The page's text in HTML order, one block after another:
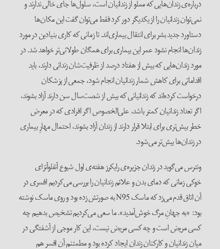
درباره‌ی زندان‌هایی که مملو از زندانیان است، سلول‌ها جای خالی ندارند و
نمی‌توان زندانیان را از یکدیگر دور کرد فقط می‌توان گفت این مکان‌ها
دستاورد جدید بشر برای انتقال بیماری‌اند. تا زمانی که کاری بنیادین در مورد
زندان‌ها انجام نشود عمر این بیماری برای همگان طولانی‌تر خواهد شد. در
مورد زندان‌هایی که بیش از هفتاد درصد از ظرفیت‌شان زندانی دارند، باید
اقداماتی برای کاهش شمار زندانیان انجام شود، جمعی از پزشکان
درخواست کرده‌اند که زندانیانی که بیش از شصت‌سال سن دارند آزاد بشوند،
اگر تعداد زندانیان کمتر باشد، علی‌الخصوص اگر افرادی که در معرض
خطر بیش‌تری برای ابتلا قرار دارند از زندان آزاد بشوند، احتمال مهارِ بیماری
در زندان‌ها بیش‌تر می‌شود.
ونترس می‌گوید در زندان جزیره‌ی رایکرز هفته‌ی اول شیوع آنفلوآنزای
خوکی زمانی که دمای بدن و علائم زندانیان را بررسی می‌کردیم افسری در
آن اتاق قدم می‌زد که ماسک N95 به صورتش زده بود و روی ماسک نوشته
بود: «به جهانِ مرگ خوش‌آمدید». ما سعی می‌کردیم تشخیص بدهیم چه
کسی مریض است و چه کسی مریض نیست، این کار موجی از آشفتگی در
میان زندانیان و کارکنان زندان ایجاد کرده بود و مطمئنم آن افسر هم